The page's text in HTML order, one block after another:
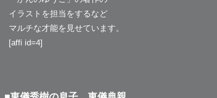
イラストを担当をするなど
マルチな才能を見せています。
[affi id=4]